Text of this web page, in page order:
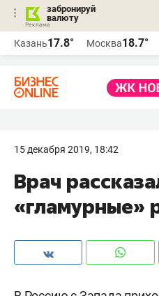
забронируй
валюту
Казань17.8° Москва18.7°
15 декабря 2019, 18:42
Врач
«гламурные»